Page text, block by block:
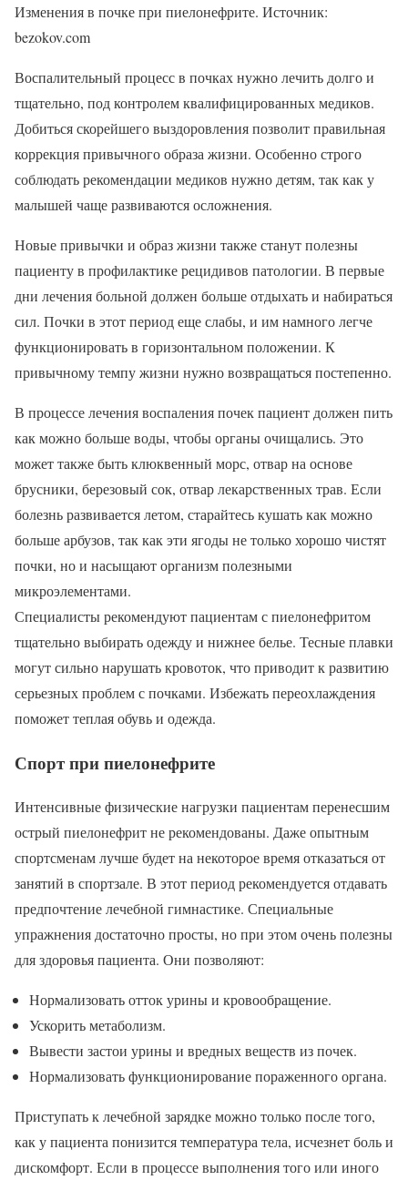
Изменения в почке при пиелонефрите. Источник:
bezokov.com
Воспалительный процесс в почках нужно лечить долго и
тщательно, под контролем квалифицированных медиков.
Добиться скорейшего выздоровления позволит правильная
коррекция привычного образа жизни. Особенно строго
соблюдать рекомендации медиков нужно детям, так как у
малышей чаще развиваются осложнения.
Новые привычки и образ жизни также станут полезны
пациенту в профилактике рецидивов патологии. В первые
дни лечения больной должен больше отдыхать и набираться
сил. Почки в этот период еще слабы, и им намного легче
функционировать в горизонтальном положении. К
привычному темпу жизни нужно возвращаться постепенно.
В процессе лечения воспаления почек пациент должен пить
как можно больше воды, чтобы органы очищались. Это
может также быть клюквенный морс, отвар на основе
брусники, березовый сок, отвар лекарственных трав. Если
болезнь развивается летом, старайтесь кушать как можно
больше арбузов, так как эти ягоды не только хорошо чистят
почки, но и насыщают организм полезными
микроэлементами.
Специалисты рекомендуют пациентам с пиелонефритом
тщательно выбирать одежду и нижнее белье. Тесные плавки
могут сильно нарушать кровоток, что приводит к развитию
серьезных проблем с почками. Избежать переохлаждения
поможет теплая обувь и одежда.
Спорт при пиелонефрите
Интенсивные физические нагрузки пациентам перенесшим
острый пиелонефрит не рекомендованы. Даже опытным
спортсменам лучше будет на некоторое время отказаться от
занятий в спортзале. В этот период рекомендуется отдавать
предпочтение лечебной гимнастике. Специальные
упражнения достаточно просты, но при этом очень полезны
для здоровья пациента. Они позволяют:
Нормализовать отток урины и кровообращение.
Ускорить метаболизм.
Вывести застои урины и вредных веществ из почек.
Нормализовать функционирование пораженного органа.
Приступать к лечебной зарядке можно только после того,
как у пациента понизится температура тела, исчезнет боль и
дискомфорт. Если в процессе выполнения того или иного